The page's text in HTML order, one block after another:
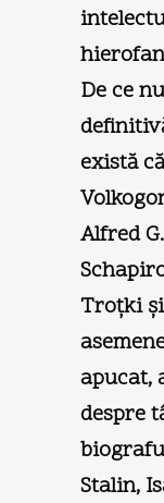
De ce
există
Alfred
Troţki
apucat,
despre
Stalin,